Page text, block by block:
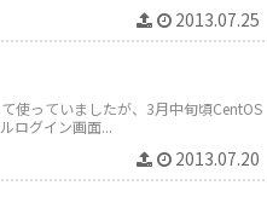
2013.07.25
使っていましたが、3月中旬頃CentOS
ログイン画面...
2013.07.20